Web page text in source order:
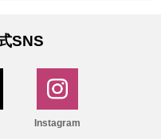
SNS
Instagram